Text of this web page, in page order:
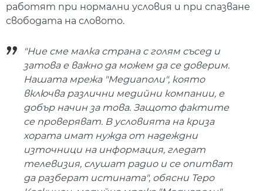
работят при нормални условия и при спазване
свободата на словото.
"Ние сме малка страна с голям съсед и
затова е важно да можем да се доверим.
Нашата мрежа "Медиаполи", която
включва различни медийни компании, е
добър начин за това. Защото фактите
се проверяват. В условията на криза
хората имат нужда от надеждни
източници на информация, гледат
телевизия, слушат радио и се опитват
да разберат истината", обясни Теро